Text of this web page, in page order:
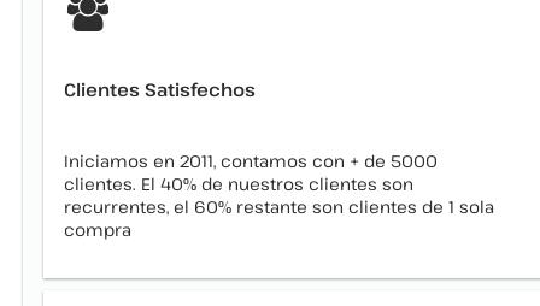
Clientes Satisfechos
Iniciamos en 2011, contamos con + de 5000
clientes. El 40% de nuestros clientes son
recurrentes, el 60% restante son clientes de 1 sola
compra